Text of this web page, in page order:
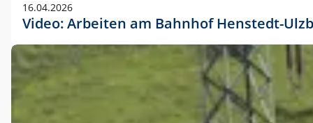
16.04.2026
Video: Arbeiten am Bahnhof Henstedt-